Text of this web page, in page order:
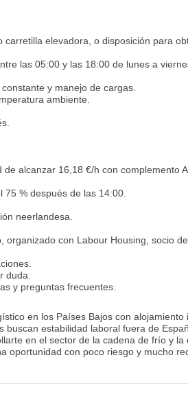
elevadora, o disposición para
las 05:00 y las 18:00 de lunes a
y manejo de cargas.
ambiente.
alcanzar 16,18 €/h con complemento
% después de las 14:00.
neerlandesa.
con Labour Housing, socio
duda.
y preguntas frecuentes.
en los Países Bajos con alojamiento
estabilidad laboral fuera de
en el sector de la cadena de frío y la
oportunidad con poco riesgo y mucho